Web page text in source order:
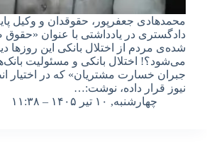
محمدهادی جعفرپور، حقوقدان و وکیل
دادگستری در یادداشتی با عنوان «حقوق
شده‌ی مردم از اختلال بانکی این روزها
می‌شود؟! اختلال بانکی و مسئولیت
جبران خسارت مشتریان» که در اختیار
نیوز قرار داده، نوشت:…
چهارشنبه, ۱۰ تیر ۱۴۰۵ – ۱۱:۳۸